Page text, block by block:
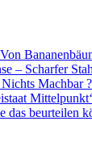
– Scharfer
Machbar
Mittelpunkt‘
beurteilen